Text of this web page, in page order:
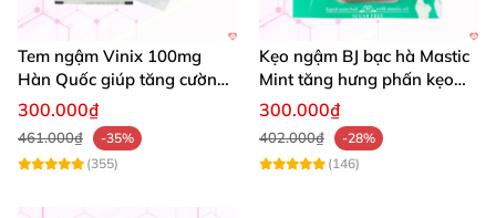
Tem ngậm Vinix 100mg
Hàn Quốc giúp tăng cường
sinh lý mạnh mẽ kéo dài
300.000₫
461.000₫
-35%
(355)
Kẹo ngậm BJ bạc hà Mastic
Mint tăng hưng phấn kẹo
tình yêu
300.000₫
402.000₫
-28%
(146)